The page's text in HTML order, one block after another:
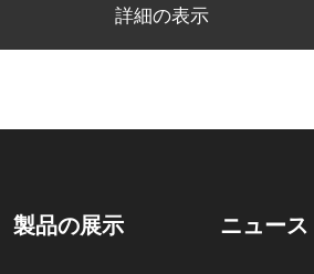
詳細の表示
製品の展示 ニュース